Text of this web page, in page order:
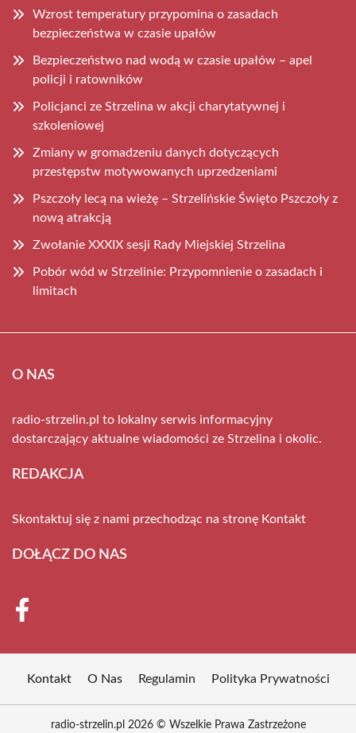
Wzrost temperatury przypomina o zasadach
bezpieczeństwa w czasie upałów
Bezpieczeństwo nad wodą w czasie upałów – apel
policji i ratowników
Policjanci ze Strzelina w akcji charytatywnej i
szkoleniowej
Zmiany w gromadzeniu danych dotyczących
przestępstw motywowanych uprzedzeniami
Pszczoły lecą na wieżę – Strzelińskie Święto Pszczoły z
nową atrakcją
Zwołanie XXXIX sesji Rady Miejskiej Strzelina
Pobór wód w Strzelinie: Przypomnienie o zasadach i
limitach
O NAS
radio-strzelin.pl to lokalny serwis informacyjny
dostarczający aktualne wiadomości ze Strzelina i okolic.
REDAKCJA
Skontaktuj się z nami przechodząc na stronę Kontakt
DOŁĄCZ DO NAS
Kontakt O Nas Regulamin Polityka Prywatności
radio-strzelin.pl 2026 © Wszelkie Prawa Zastrzeżone